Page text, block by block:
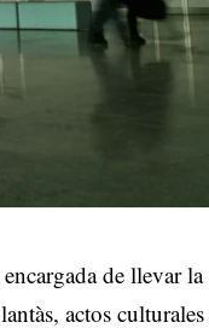
de llevar la
actos culturales